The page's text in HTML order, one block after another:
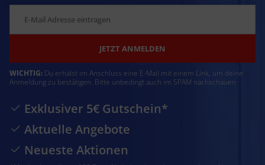
JETZT ANMELDEN
WICHTIG: Du erhälst im Anschluss eine E-Mail mit einem Link, um deine
Anmeldung zu bestätigen. Bitte unbedingt auch im SPAM nachschauen
Exklusiver 5€ Gutschein*
Aktuelle Angebote
Neueste Aktionen